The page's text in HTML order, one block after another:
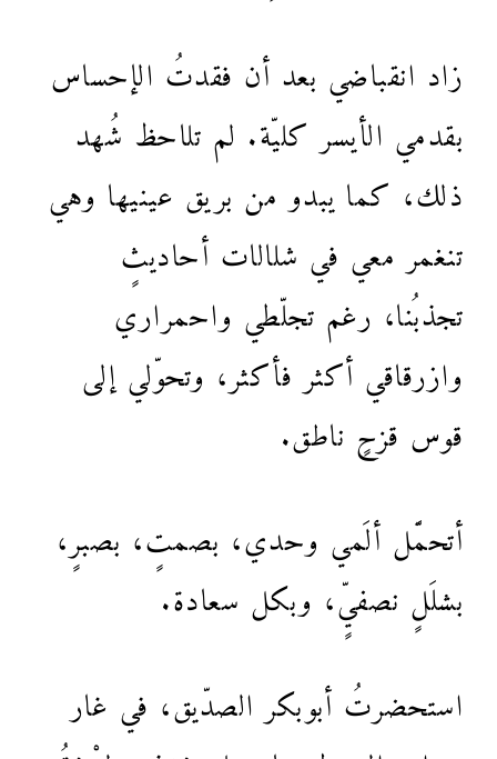
زاد انقباضي بعد أن فقدتُ الإحساس
بقدمي الأيسر كليّة. لم تلاحظ شُهد
ذلك، كما يبدو من بريق عينيها وهي
تنغمر معي في شلالات أحاديثٍ
تجذبُنا، رغم تجلّطي واحمراري
وازرقاقي أكثر فأكثر، وتحوّلي إلى
قوس قزحٍ ناطق.
أتحمَّل ألَمي وحدي، بصمتٍ، بصبرٍ،
بشلَلٍ نصفيٍّ، وبكل سعادة.
استحضرتُ أبوبكر الصدّيق، في غار